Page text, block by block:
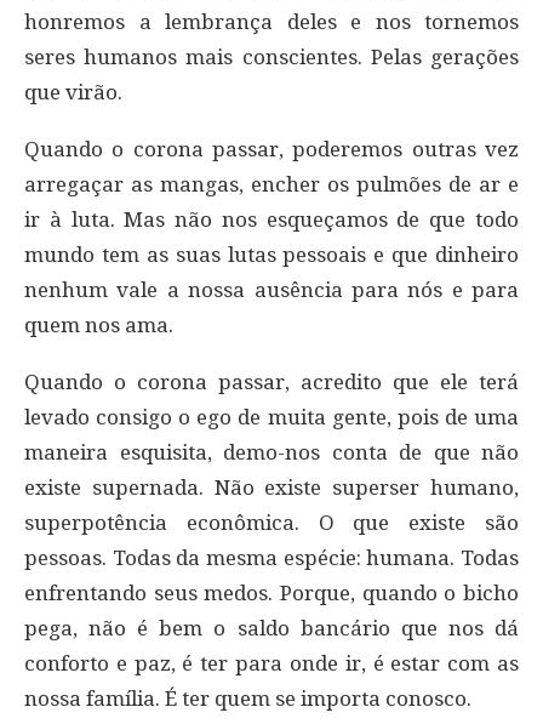
honremos a lembrança deles e nos tornemos
seres humanos mais conscientes. Pelas gerações
que virão.
Quando o corona passar, poderemos outras vez
arregaçar as mangas, encher os pulmões de ar e
ir à luta. Mas não nos esqueçamos de que todo
mundo tem as suas lutas pessoais e que dinheiro
nenhum vale a nossa ausência para nós e para
quem nos ama.
Quando o corona passar, acredito que ele terá
levado consigo o ego de muita gente, pois de uma
maneira esquisita, demo-nos conta de que não
existe supernada. Não existe superser humano,
superpotência econômica. O que existe são
pessoas. Todas da mesma espécie: humana. Todas
enfrentando seus medos. Porque, quando o bicho
pega, não é bem o saldo bancário que nos dá
conforto e paz, é ter para onde ir, é estar com as
nossa família. É ter quem se importa conosco.